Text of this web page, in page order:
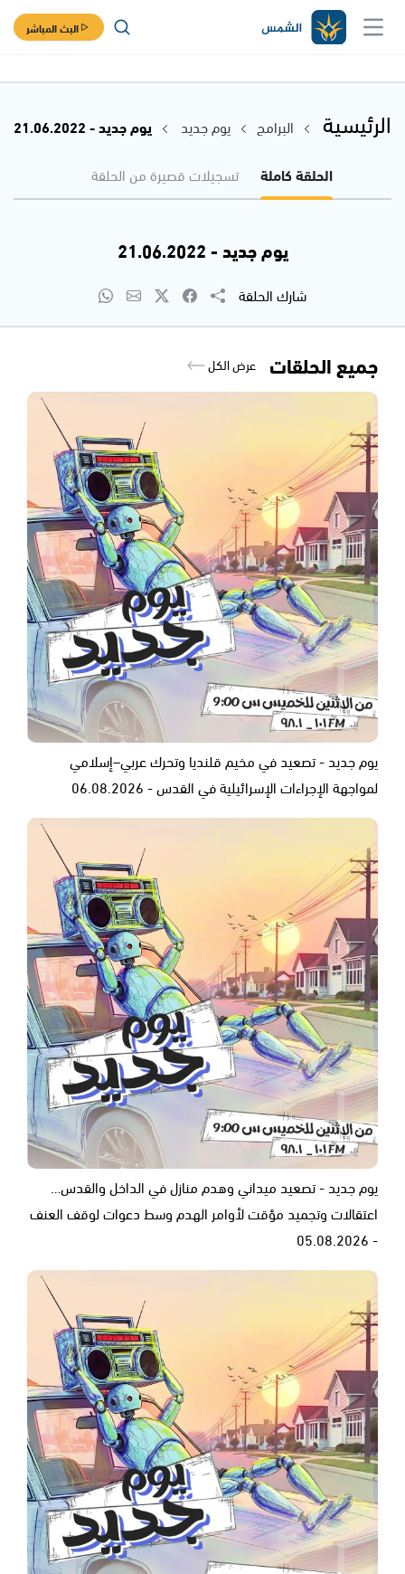
البث المباشر
الرئيسية البرامج يوم جديد
يوم جديد - 21.06.2022
الحلقة كاملة
تسجيلات قصيرة من الحلقة
يوم جديد - 21.06.2022
شارك الحلقة
جميع الحلقات عرض الكل
يوم جديد - تصعيد في مخيم قلنديا وتحرك عربي–إسلامي
لمواجهة الإجراءات الإسرائيلية في القدس - 06.08.2026
يوم جديد - تصعيد ميداني وهدم منازل في الداخل والقدس…
اعتقالات وتجميد مؤقت لأوامر الهدم وسط دعوات لوقف العنف
- 05.08.2026